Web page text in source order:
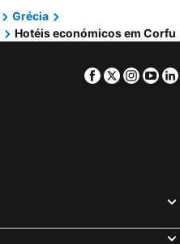
Stars Hotel - ADULTS ONLY
Akron Seascape Resort, a member of Brown Hotels
Cavalieri Hotel
Grécia
Hotéis económicos em Corfu
Facebook
Twitter